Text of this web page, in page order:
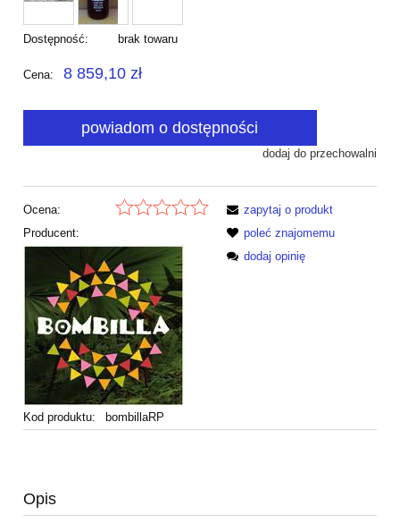
Dostępność: brak towaru
Cena: 8 859,10 zł
powiadom o dostępności
dodaj do przechowalni
Ocena:
Producent:
Kod produktu: bombillaRP
zapytaj o produkt
poleć znajomemu
dodaj opinię
Opis